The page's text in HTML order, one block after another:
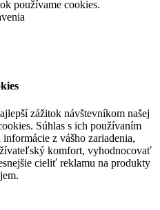
používame cookies.
zážitok návštevníkom našej
Súhlas s ich používaním
z vášho zariadenia,
komfort, vyhodnocovať
cieliť reklamu na produkty